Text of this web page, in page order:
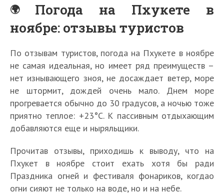
Погода на Пхукете в
ноябре: отзывы туристов
По отзывам туристов, погода на Пхукете в ноябре
не самая идеальная, но имеет ряд преимуществ –
нет изнывающего зноя, не досаждает ветер, море
не штормит, дождей очень мало. Днем море
прогревается обычно до 30 градусов, а ночью тоже
приятно теплое: +23°C. К пассивным отдыхающим
добавляются еще и ныряльщики.
Прочитав отзывы, приходишь к выводу, что на
Пхукет в ноябре стоит ехать хотя бы ради
Праздника огней и фестиваля фонариков, когдао
огни сияют не только на воде, но и на небе.